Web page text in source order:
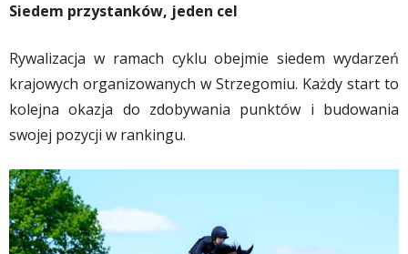
Siedem przystanków, jeden cel
Rywalizacja w ramach cyklu obejmie siedem wydarzeń
krajowych organizowanych w Strzegomiu. Każdy start to
kolejna okazja do zdobywania punktów i budowania
swojej pozycji w rankingu.